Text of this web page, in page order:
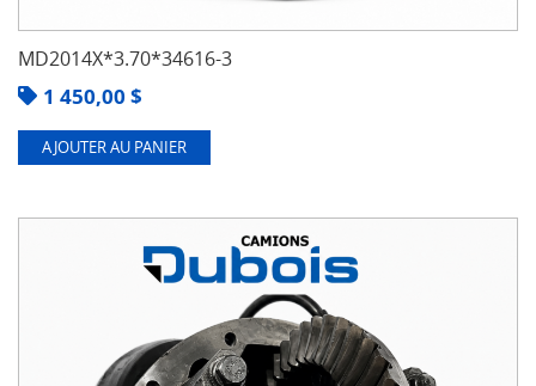
MD2014X*3.70*34616-3
1 450,00 $
AJOUTER AU PANIER